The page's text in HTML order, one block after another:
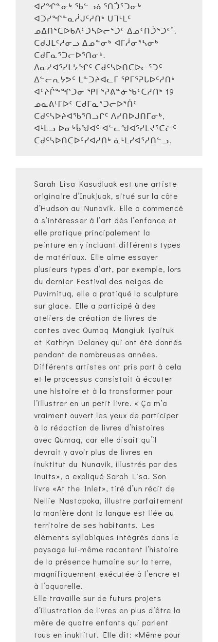
ᐊᓯᖏᓐᓂᒃ ᖃᓪᓗᓈᕐᑎᑑᕐᑐᓂᒃ
ᐊᑐᓯᖏᓐᓇᓲᒍᑦᓱᑎᒃ ᑌᒣᒻᒪᑦ
ᓄᐃᑎᕐᑕᐅᑲᐱᑦᑐᓴᐅᓕᕐᑐᑦ ᐃᓄᑦᑎᑑᕐᑐᑦ”.
ᑕᑯᒍᒪᑦᓱᓂᓗ ᐃᓄᓐᓂᒃ ᐊᒥᓲᓂᕐᓴᓂᒃ
ᑕᑯᒥᓇᕐᑐᓕᐅᕐᑎᓂᒃ.
ᐱᓇᓱᐊᕐᓯᒪᔭᖏᑦ ᑕᑯᑦᓴᐅᑎᑕᐅᓕᕐᑐᑦ
ᐃᓪᓕᕆᔭᕗᑦ ᒪᓐᑐᔨᐊᓚᒥ ᕿᒥᕐᕈᒐᐅᑦᓱᑎᒃ
ᐊᑦᔨᒌᖕᖏᑐᓂ ᕿᒥᕐᕈᕕᓐᓃᖃᑦᑕᓱᑎᒃ 19
ᓄᓇᕕᒻᒥᐅᑦ ᑕᑯᒥᓇᕐᑐᓕᐅᕐᑏᑦ
ᑕᑯᑦᓴᐅᔨᐊᖃᕐᑎᓗᒋᑦ ᐱᓯᑎᐅᒍᑎᒥᓂᒃ,
ᐊᒻᒪᓗ ᐅᓂᒃᑳᖑᐊᑦ ᐊᓪᓚᖑᐊᕐᓯᒪᔪᕐᑕᓖᑦ
ᑕᑯᑦᓴᐅᑎᑕᐅᑦᓯᐊᓱᑎᒃ ᓈᒻᒪᓯᐊᕐᓱᑎᓪᓗ.
Sarah Lisa Kasudluak est une artiste
originaire d’Inukjuak, situé sur la côte
d’Hudson au Nunavik. Elle a commencé
à s’intéresser à l’art dès l’enfance et
elle pratique principalement la
peinture en y incluant différents types
de matériaux. Elle aime essayer
plusieurs types d’art, par exemple, lors
du dernier Festival des neiges de
Puvirnituq, elle a pratiqué la sculpture
sur glace. Elle a participé à des
ateliers de création de livres de
contes avec Qumaq Mangiuk Iyaituk
et Kathryn Delaney qui ont été donnés
pendant de nombreuses années.
Différents artistes ont pris part à cela
et le processus consistait à écouter
une histoire et à la transformer pour
l’illustrer en un petit livre. « Ça m’a
vraiment ouvert les yeux de participer
à la rédaction de livres d’histoires
avec Qumaq, car elle disait qu’il
devrait y avoir plus de livres en
inuktitut du Nunavik, illustrés par des
Inuits», a expliqué Sarah Lisa. Son
livre «At the Inlet», tiré d’un récit de
Nellie Nastapoka, illustre parfaitement
la manière dont la langue est liée au
territoire de ses habitants. Les
éléments syllabiques intégrés dans le
paysage lui-même racontent l’histoire
de la présence humaine sur la terre,
magnifiquement exécutée à l’encre et
à l’aquarelle.
Elle travaille sur de futurs projets
d’illustration de livres en plus d’être la
mère de quatre enfants qui parlent
tous en inuktitut. Elle dit: «Même pour